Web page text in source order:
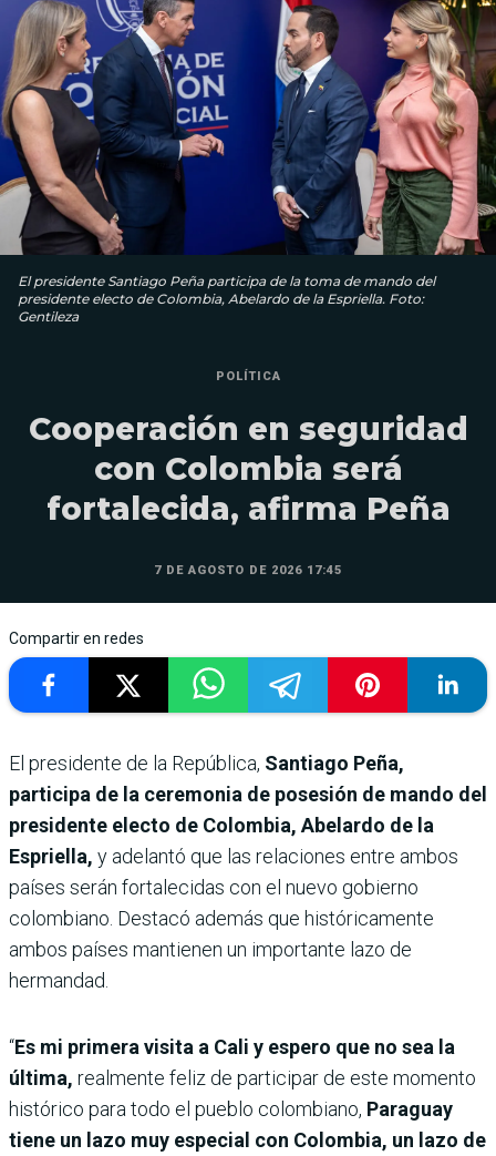
El presidente Santiago Peña participa de la toma de mando del
presidente electo de Colombia, Abelardo de la Espriella. Foto:
Gentileza
POLÍTICA
Cooperación en seguridad
con Colombia será
fortalecida, afirma Peña
7 DE AGOSTO DE 2026 17:45
Compartir en redes
El presidente de la República, Santiago Peña,
participa de la ceremonia de posesión de mando del
presidente electo de Colombia, Abelardo de la
Espriella, y adelantó que las relaciones entre ambos
países serán fortalecidas con el nuevo gobierno
colombiano. Destacó además que históricamente
ambos países mantienen un importante lazo de
hermandad.
“Es mi primera visita a Cali y espero que no sea la
última, realmente feliz de participar de este momento
histórico para todo el pueblo colombiano, Paraguay
tiene un lazo muy especial con Colombia, un lazo de